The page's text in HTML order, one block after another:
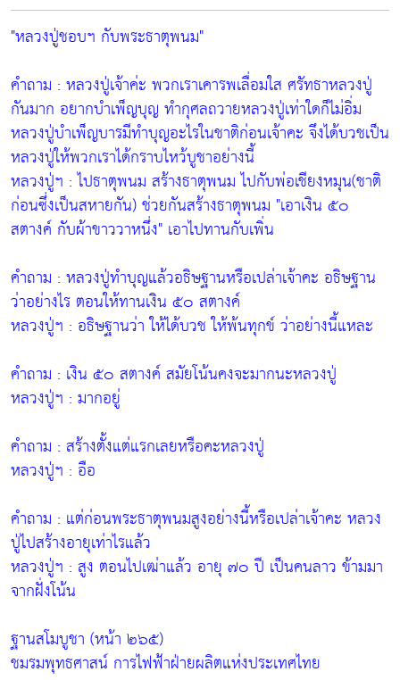
"หลวงปู่ชอบฯ กับพระธาตุพนม"
คำถาม : หลวงปู่เจ้าค่ะ พวกเราเคารพเลื่อมใส ศรัทธาหลวงปู่
กันมาก อยากบำเพ็ญบุญ ทำกุศลถวายหลวงปู่เท่าใดก็ไม่อิ่ม
หลวงปู่บำเพ็ญบารมีทำบุญอะไรในชาติก่อนเจ้าคะ จึงได้บวชเป็น
หลวงปู่ให้พวกเราได้กราบไหว้บูชาอย่างนี้
หลวงปู่ฯ : ไปธาตุพนม สร้างธาตุพนม ไปกับพ่อเชียงหมุน(ชาติ
ก่อนซึ่งเป็นสหายกัน) ช่วยกันสร้างธาตุพนม "เอาเงิน ๕๐
สตางค์ กับผ้าขาววาหนึ่ง" เอาไปทานกับเพิ่น
คำถาม : หลวงปู่ทำบุญแล้วอธิษฐานหรือเปล่าเจ้าคะ อธิษฐาน
ว่าอย่างไร ตอนให้ทานเงิน ๕๐ สตางค์
หลวงปู่ฯ : อธิษฐานว่าให้ได้บวช ให้พ้นทุกข์ว่าอย่างนี้แหละ
คำถาม : เงิน ๕๐ สตางค์ สมัยโน้นคงจะมากนะหลวงปู่
หลวงปู่ฯ : มากอยู่
คำถาม : สร้างตั้งแต่แรกเลยหรือคะหลวงปู่
หลวงปู่ฯ : อือ
คำถาม : แต่ก่อนพระธาตุพนมสูงอย่างนี้หรือเปล่าเจ้าคะ หลวง
ปู่ไปสร้างอายุเท่าไรแล้ว
หลวงปู่ฯ : สูง ตอนไปเฒ่าแล้ว อายุ ๗๐ ปี เป็นคนลาว ข้ามมา
จากฝั่งโน้น
ฐานสโมบูชา (หน้า ๒๖๕)
ชมรมพุทธศาสน์ การไฟฟ้าฝ่ายผลิตแห่งประเทศไทย